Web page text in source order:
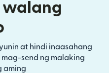
walang
at hindi inaasahang
send ng malaking
aming